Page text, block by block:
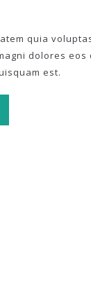
quia
dolores
est.